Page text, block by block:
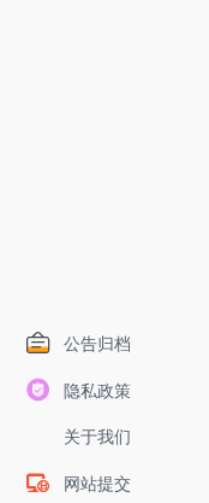
公告归档
隐私政策
关于我们
网站提交